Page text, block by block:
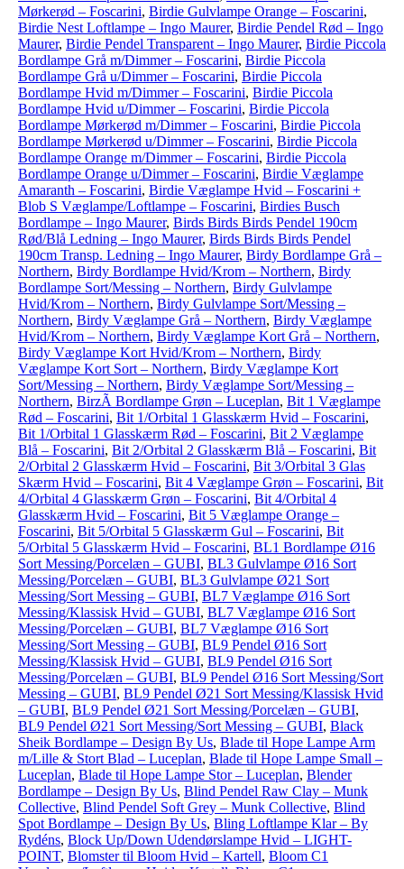
Mørkerød – Foscarini, Birdie Gulvlampe Orange – Foscarini,
Birdie Nest Loftlampe – Ingo Maurer, Birdie Pendel Rød – Ingo
Maurer, Birdie Pendel Transparent – Ingo Maurer, Birdie Piccola
Bordlampe Grå m/Dimmer – Foscarini, Birdie Piccola
Bordlampe Grå u/Dimmer – Foscarini, Birdie Piccola
Bordlampe Hvid m/Dimmer – Foscarini, Birdie Piccola
Bordlampe Hvid u/Dimmer – Foscarini, Birdie Piccola
Bordlampe Mørkerød m/Dimmer – Foscarini, Birdie Piccola
Bordlampe Mørkerød u/Dimmer – Foscarini, Birdie Piccola
Bordlampe Orange m/Dimmer – Foscarini, Birdie Piccola
Bordlampe Orange u/Dimmer – Foscarini, Birdie Væglampe
Amaranth – Foscarini, Birdie Væglampe Hvid – Foscarini +
Blob S Væglampe/Loftlampe – Foscarini, Birdies Busch
Bordlampe – Ingo Maurer, Birds Birds Birds Pendel 190cm
Rød/Blå Ledning – Ingo Maurer, Birds Birds Birds Pendel
190cm Transp. Ledning – Ingo Maurer, Birdy Bordlampe Grå –
Northern, Birdy Bordlampe Hvid/Krom – Northern, Birdy
Bordlampe Sort/Messing – Northern, Birdy Gulvlampe
Hvid/Krom – Northern, Birdy Gulvlampe Sort/Messing –
Northern, Birdy Væglampe Grå – Northern, Birdy Væglampe
Hvid/Krom – Northern, Birdy Væglampe Kort Grå – Northern,
Birdy Væglampe Kort Hvid/Krom – Northern, Birdy
Væglampe Kort Sort – Northern, Birdy Væglampe Kort
Sort/Messing – Northern, Birdy Væglampe Sort/Messing –
Northern, BirzÃ­ Bordlampe Grøn – Luceplan, Bit 1 Væglampe
Rød – Foscarini, Bit 1/Orbital 1 Glasskærm Hvid – Foscarini,
Bit 1/Orbital 1 Glasskærm Rød – Foscarini, Bit 2 Væglampe
Blå – Foscarini, Bit 2/Orbital 2 Glasskærm Blå – Foscarini, Bit
2/Orbital 2 Glasskærm Hvid – Foscarini, Bit 3/Orbital 3 Glas
Skærm Hvid – Foscarini, Bit 4 Væglampe Grøn – Foscarini, Bit
4/Orbital 4 Glasskærm Grøn – Foscarini, Bit 4/Orbital 4
Glasskærm Hvid – Foscarini, Bit 5 Væglampe Orange –
Foscarini, Bit 5/Orbital 5 Glasskærm Gul – Foscarini, Bit
5/Orbital 5 Glasskærm Hvid – Foscarini, BL1 Bordlampe Ø16
Sort Messing/Porcelæn – GUBI, BL3 Gulvlampe Ø16 Sort
Messing/Porcelæn – GUBI, BL3 Gulvlampe Ø21 Sort
Messing/Sort Messing – GUBI, BL7 Væglampe Ø16 Sort
Messing/Klassisk Hvid – GUBI, BL7 Væglampe Ø16 Sort
Messing/Porcelæn – GUBI, BL7 Væglampe Ø16 Sort
Messing/Sort Messing – GUBI, BL9 Pendel Ø16 Sort
Messing/Klassisk Hvid – GUBI, BL9 Pendel Ø16 Sort
Messing/Porcelæn – GUBI, BL9 Pendel Ø16 Sort Messing/Sort
Messing – GUBI, BL9 Pendel Ø21 Sort Messing/Klassisk Hvid
– GUBI, BL9 Pendel Ø21 Sort Messing/Porcelæn – GUBI,
BL9 Pendel Ø21 Sort Messing/Sort Messing – GUBI, Black
Sheik Bordlampe – Design By Us, Blade til Hope Lampe Arm
m/Lille & Stort Blad – Luceplan, Blade til Hope Lampe Small –
Luceplan, Blade til Hope Lampe Stor – Luceplan, Blender
Bordlampe – Design By Us, Blind Pendel Raw Clay – Munk
Collective, Blind Pendel Soft Grey – Munk Collective, Blind
Spot Bordlampe – Design By Us, Bling Loftlampe Klar – By
Rydéns, Block Up/Down Udendørslampe Hvid – LIGHT-
POINT, Blomster til Bloom Hvid – Kartell, Bloom C1